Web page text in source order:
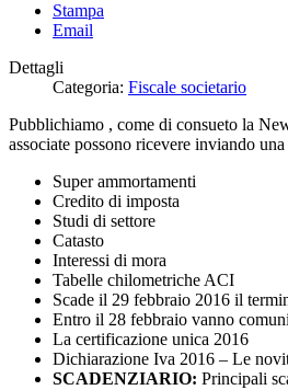
Stampa
Email
Dettagli
Categoria: Fiscale societario
Pubblichiamo , come di consueto la
associate possono ricevere inviando
Super ammortamenti
Credito di imposta
Studi di settore
Catasto
Interessi di mora
Tabelle chilometriche ACI
Scade il 29 febbraio 2016 il
Entro il 28 febbraio vanno
La certificazione unica 2016
Dichiarazione Iva 2016 – Le
SCADENZIARIO: Principali